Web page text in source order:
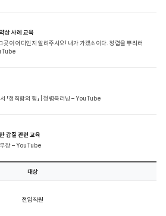
상 사례 교육
곳이 어디인지 알려주시오! 내가 가겠소이다. 청렴을 뿌리러
「정직함의 힘」 | 청렴북러닝 – YouTube
갑질 관련 교육
부장 – YouTube
대상
전임직원